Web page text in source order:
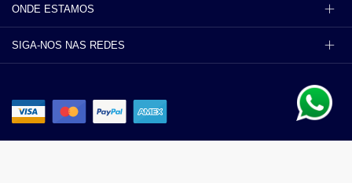
ONDE ESTAMOS
SIGA-NOS NAS REDES